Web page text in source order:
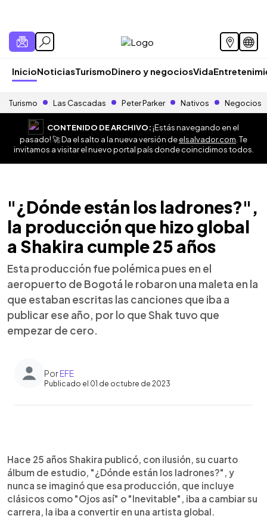
InicioNoticiasTurismoDinero y negociosVida
Turismo Las Cascadas Peter Parker Nativos Negocios
CONTENIDO DE ARCHIVO:¡Estás navegando en el
pasado! 🚀 Da el salto a la nueva versión deelsalvador.com . Te
invitamos a visitar el nuevo portal país donde coincidimos todos.
"¿Dónde están los ladrones?",
la producción que hizo global
a Shakira cumple 25 años
Esta producción fue polémica pues en el
aeropuerto de Bogotá le robaron una maleta en la
que estaban escritas las canciones que iba a
publicar ese año, por lo que Shak tuvo que
empezar de cero.
PorEFE
Publicado el 01 de octubre de 2023
► Escuchar artículo
Hace 25 años Shakira publicó, con ilusión, su cuarto
álbum de estudio, "¿Dónde están los ladrones?", y
nunca se imaginó que esa producción, que incluye
clásicos como "Ojos así" o "Inevitable", iba a cambiar su
carrera, la iba a convertir en una artista global.